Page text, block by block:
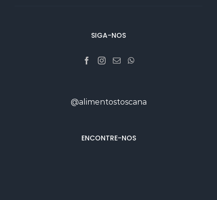
SIGA-NOS
@alimentostoscana
ENCONTRE-NOS